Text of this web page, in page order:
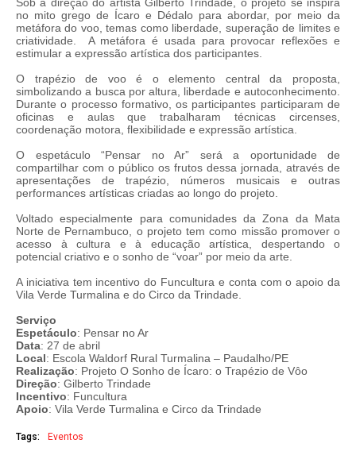
no mito grego de Ícaro e Dédalo para abordar, por meio da
metáfora do voo, temas como liberdade, superação de limites e
criatividade. A metáfora é usada para provocar reflexões e
estimular a expressão artística dos participantes.
O trapézio de voo é o elemento central da proposta,
simbolizando a busca por altura, liberdade e autoconhecimento.
Durante o processo formativo, os participantes participaram de
oficinas e aulas que trabalharam técnicas circenses,
coordenação motora, flexibilidade e expressão artística.
O espetáculo “Pensar no Ar” será a oportunidade de
compartilhar com o público os frutos dessa jornada, através de
apresentações de trapézio, números musicais e outras
performances artísticas criadas ao longo do projeto.
Voltado especialmente para comunidades da Zona da Mata
Norte de Pernambuco, o projeto tem como missão promover o
acesso à cultura e à educação artística, despertando o
potencial criativo e o sonho de “voar” por meio da arte.
A iniciativa tem incentivo do Funcultura e conta com o apoio da
Vila Verde Turmalina e do Circo da Trindade.
Serviço
Espetáculo: Pensar no Ar
Data: 27 de abril
Local: Escola Waldorf Rural Turmalina – Paudalho/PE
Realização: Projeto O Sonho de Ícaro: o Trapézio de Vôo
Direção: Gilberto Trindade
Incentivo: Funcultura
Apoio: Vila Verde Turmalina e Circo da Trindade
Tags: Eventos